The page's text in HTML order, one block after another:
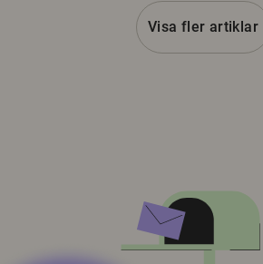
Visa fler artiklar